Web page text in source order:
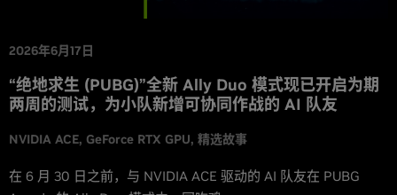
2026年6月17日
“绝地求生 (PUBG)”全新 Ally Duo 模式现已开启为期
两周的测试，为小队新增可协同作战的 AI 队友
NVIDIA ACE GeForce RTX GPU 精选故事
在 6 月 30 日之前，与 NVIDIA ACE 驱动的 AI 队友在 PUBG